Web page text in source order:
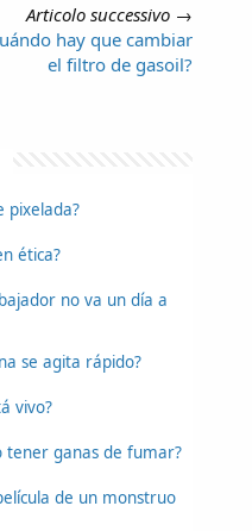
Articolo successivo →
hay que cambiar
el filtro de gasoil?
pixelada?
ética?
no va un día a
se agita rápido?
vivo?
tener ganas de fumar?
de un monstruo